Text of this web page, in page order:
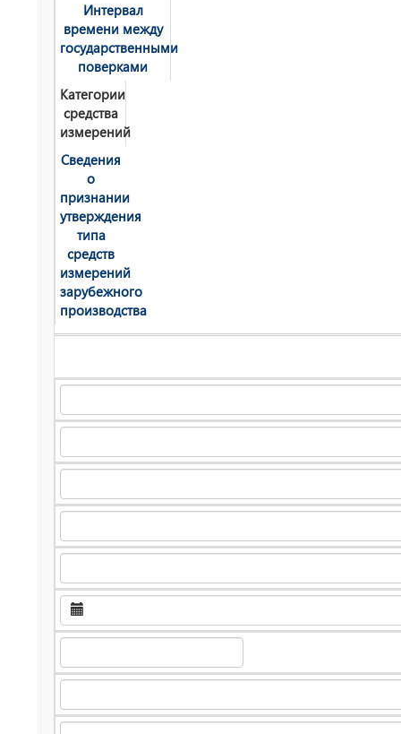
Интервал
времени между
государственными
поверками
Категории
средства
измерений
Сведения
о
признании
утверждения
типа
средств
измерений
зарубежного
производства